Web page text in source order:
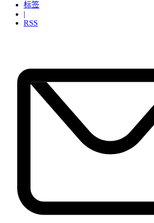
标签
|
RSS